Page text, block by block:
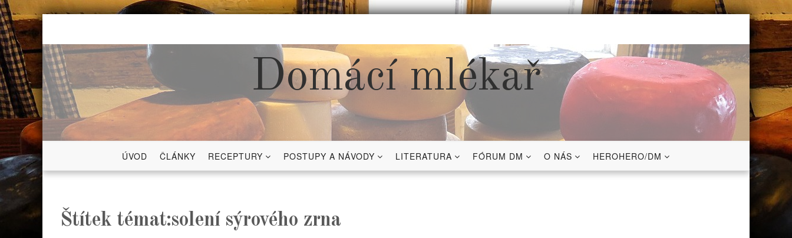
Skip
content
Domácí mlékař
ÚVOD ČLÁNKY RECEPTURY POSTUPY A NÁVODY LITERATURA FÓRUM DM O NÁS HEROHERO/DM
Štítek témat:solení sýrového zrna